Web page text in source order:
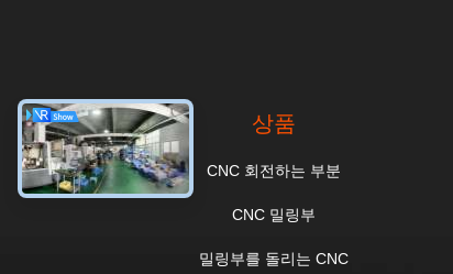
상품
CNC 회전하는 부분
CNC 밀링부
밀링부를 돌리는 CNC